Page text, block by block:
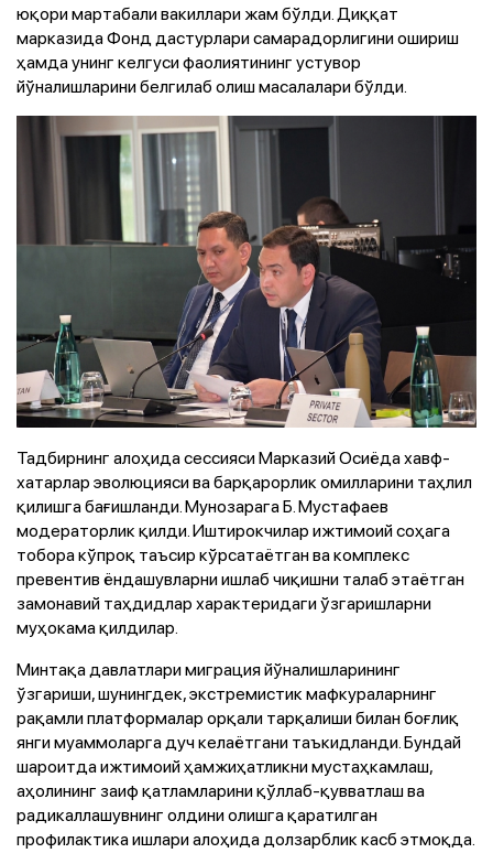
юқори мартабали вакиллари жам бўлди. Диққат
марказида Фонд дастурлари самарадорлигини ошириш
ҳамда унинг келгуси фаолиятининг устувор
йўналишларини белгилаб олиш масалалари бўлди.
Тадбирнинг алоҳида сессияси Марказий Осиёда хавф-
хатарлар эволюцияси ва барқарорлик омилларини таҳлил
қилишга бағишланди. Мунозарага Б. Мустафаев
модераторлик қилди. Иштирокчилар ижтимоий соҳага
тобора кўпроқ таъсир кўрсатаётган ва комплекс
превентив ёндашувларни ишлаб чиқишни талаб этаётган
замонавий таҳдидлар характеридаги ўзгаришларни
муҳокама қилдилар.
Минтақа давлатлари миграция йўналишларининг
ўзгариши, шунингдек, экстремистик мафкураларнинг
рақамли платформалар орқали тарқалиши билан боғлиқ
янги муаммоларга дуч келаётгани таъкидланди. Бундай
шароитда ижтимоий ҳамжиҳатликни мустаҳкамлаш,
аҳолининг заиф қатламларини қўллаб-қувватлаш ва
радикаллашувнинг олдини олишга қаратилган
профилактика ишлари алоҳида долзарблик касб этмоқда.